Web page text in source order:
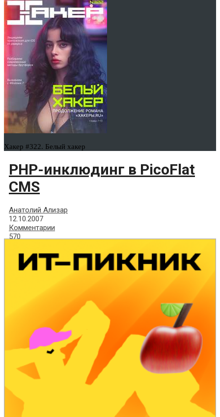
Хакер #322. Белый хакер
PHP-инклюдинг в PicoFlat
CMS
Анатолий Ализар
12.10.2007
Комментарии
570